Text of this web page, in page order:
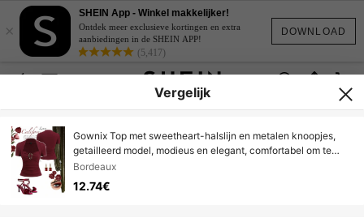
DOWNLOAD
×
SHEIN App - Winkel makkelijker!
Ontdek meer exclusieve kortingen en extra
aanbiedingen in de SHEIN APP!
(5,417)
Vergelijk
Gownix Top met sweetheart-halslijn en metalen knoopjes,
getailleerd model, modieus en elegant, comfortabel om te
dragen.
Bordeaux
12.74€